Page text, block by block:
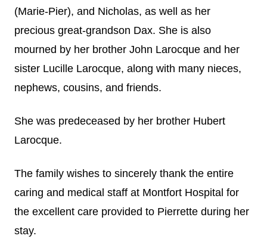
(Marie-Pier), and Nicholas, as well as her
precious great-grandson Dax. She is also
mourned by her brother John Larocque and her
sister Lucille Larocque, along with many nieces,
nephews, cousins, and friends.
She was predeceased by her brother Hubert
Larocque.
The family wishes to sincerely thank the entire
caring and medical staff at Montfort Hospital for
the excellent care provided to Pierrette during her
stay.